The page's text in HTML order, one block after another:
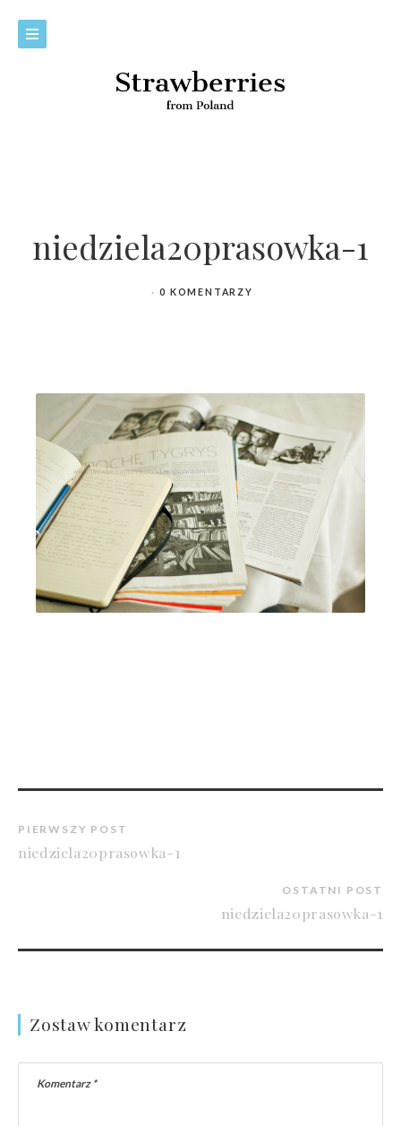
niedziela20prasowka-1
0 KOMENTARZY
PIERWSZY POST
niedziela20prasowka-1
OSTATNI POST
niedziela20prasowka-1
Zostaw komentarz